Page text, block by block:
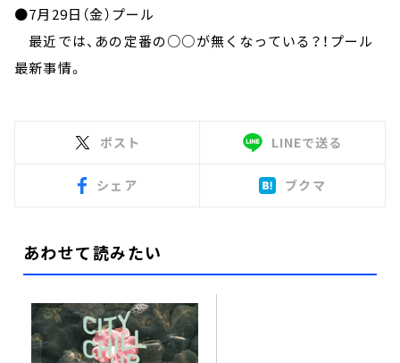
●7月29日（金）プール
最近では、あの定番の○○が無くなっている？！プール
最新事情。
ポスト LINEで送る
シェア ブクマ
あわせて読みたい